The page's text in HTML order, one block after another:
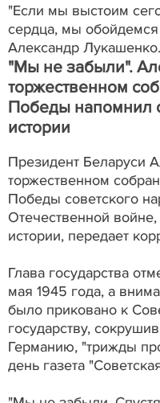
"Если мы выстоим
сердца, мы
Александр Лукашенко.
"Мы не забыли".
торжественном
Победы напомнил
истории
Президент Беларуси
торжественном
Победы советского
Отечественной
истории, передает
Глава государства
мая 1945 года, а
было приковано к
государству,
Германию, "трижды
день газета